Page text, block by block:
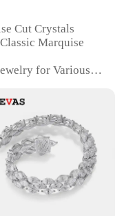
Cut Crystals
Marquise
for Various
Available in
and Sparkling
Complementary
Design**